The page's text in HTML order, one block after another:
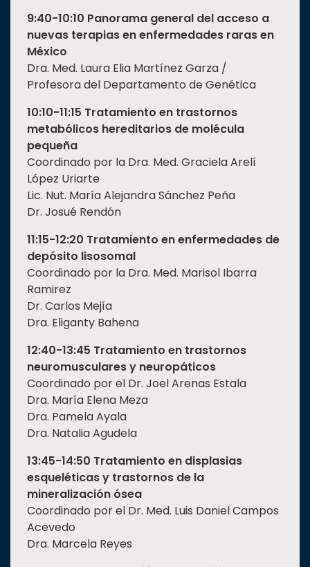
9:40-10:10 Panorama general del acceso a
nuevas terapias en enfermedades raras en
México
Dra. Med. Laura Elia Martínez Garza /
Profesora del Departamento de Genética
10:10-11:15 Tratamiento en trastornos
metabólicos hereditarios de molécula
pequeña
Coordinado por la Dra. Med. Graciela Arelí
López Uriarte
Lic. Nut. María Alejandra Sánchez Peña
Dr. Josué Rendón
11:15-12:20 Tratamiento en enfermedades de
depósito lisosomal
Coordinado por la Dra. Med. Marisol Ibarra
Ramirez
Dr. Carlos Mejía
Dra. Eliganty Bahena
12:40-13:45 Tratamiento en trastornos
neuromusculares y neuropáticos
Coordinado por el Dr. Joel Arenas Estala
Dra. María Elena Meza
Dra. Pamela Ayala
Dra. Natalia Agudela
13:45-14:50 Tratamiento en displasias
esqueléticas y trastornos de la
mineralización ósea
Coordinado por el Dr. Med. Luis Daniel Campos
Acevedo
Dra. Marcela Reyes